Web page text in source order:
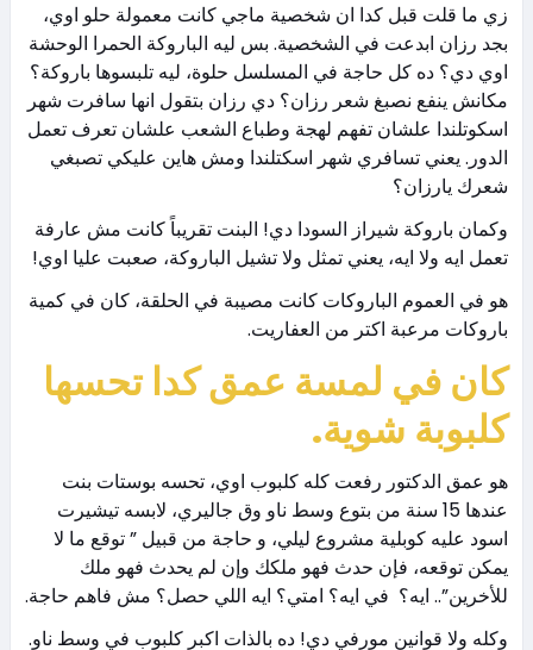
زي ما قلت قبل كدا ان شخصية ماجي كانت معمولة حلو اوي،
بجد رزان ابدعت في الشخصية. بس ليه الباروكة الحمرا الوحشة
اوي دي؟ ده كل حاجة في المسلسل حلوة، ليه تلبسوها باروكة؟
مكانش ينفع نصبغ شعر رزان؟ دي رزان بتقول انها سافرت شهر
اسكوتلندا علشان تفهم لهجة وطباع الشعب علشان تعرف تعمل
الدور. يعني تسافري شهر اسكتلندا ومش هاين عليكي تصبغي
شعرك يارزان؟
وكمان باروكة شيراز السودا دي! البنت تقريباً كانت مش عارفة
تعمل ايه ولا ايه، يعني تمثل ولا تشيل الباروكة، صعبت عليا اوي!
هو في العموم الباروكات كانت مصيبة في الحلقة، كان في كمية
باروكات مرعبة اكتر من العفاريت.
كان في لمسة عمق كدا تحسها
كلبوبة شوية.
هو عمق الدكتور رفعت كله كلبوب اوي، تحسه بوستات بنت
عندها 15 سنة من بتوع وسط ناو وق جاليري، لابسه تيشيرت
اسود عليه كوبلية مشروع ليلي، و حاجة من قبيل ” توقع ما لا
يمكن توقعه، فإن حدث فهو ملكك وإن لم يحدث فهو ملك
للأخرين”.. ايه؟ في ايه؟ امتي؟ ايه اللي حصل؟ مش فاهم حاجة.
وكله ولا قوانين مورفي دي! ده بالذات اكبر كلبوب في وسط ناو.